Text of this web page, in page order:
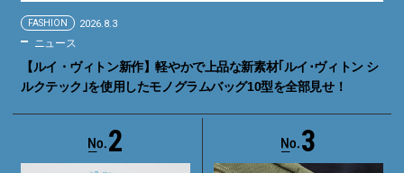
FASHION 2026.8.3
ニュース
【ルイ・ヴィトン新作】軽やかで上品な新素材｢ルイ･ヴィトン シ
ルクテック｣を使用したモノグラムバッグ10型を全部見せ！
2 3